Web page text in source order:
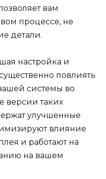
вам
процессе, не
детали.
настройка и
повлиять
системы во
версии таких
улучшенные
влияние
и работают на
на вашем